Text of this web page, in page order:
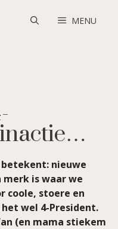
MENU
nieuwe
merk is waar we
coole, stoere en
wel 4-President.
(en mama stiekem